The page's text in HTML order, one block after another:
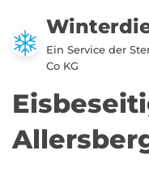
Zum
Inhalt
Ein Service der
Co KG